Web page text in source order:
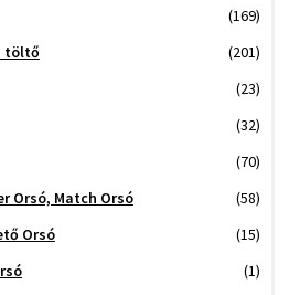
(169)
töltő
(201)
(23)
(32)
(70)
Orsó, Match Orsó
(58)
Orsó
(15)
(1)